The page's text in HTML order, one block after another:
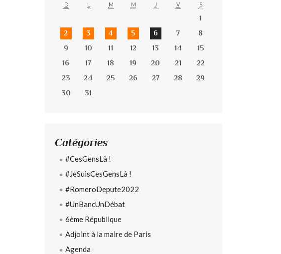
D L M M J V S
1
2
3 4 5 6 7
8
9
10 11 12 13 14
15
16
17 18 19 20 21
22
23
24 25 26 27 28
29
30
31
Catégories
#CesGensLà !
#JeSuisCesGensLà !
#RomeroDepute2022
#UnBancUnDébat
6ème République
Adjoint à la maire de Paris
Agenda